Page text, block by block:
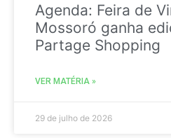
Agenda: Feira de
Mossoró ganha
Partage Shopping
VER MATÉRIA »
29 de julho de 2026